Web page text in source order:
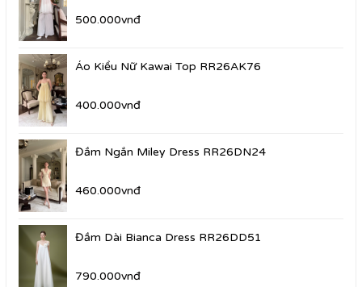
500.000vnđ
Áo Kiểu Nữ Kawai Top RR26AK76
400.000vnđ
Đầm Ngắn Miley Dress RR26DN24
460.000vnđ
Đầm Dài Bianca Dress RR26DD51
790.000vnđ